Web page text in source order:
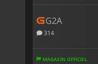
G2A
314
MAGASIN OFFICIEL